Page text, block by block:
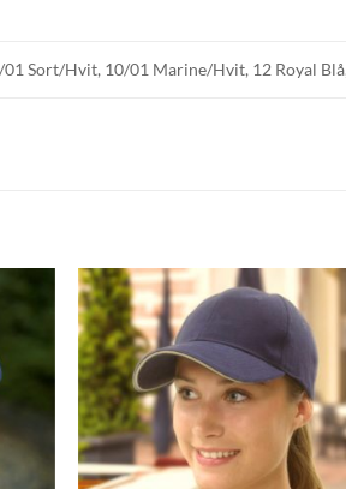
01 Sort/Hvit, 10/01 Marine/Hvit, 12 Royal